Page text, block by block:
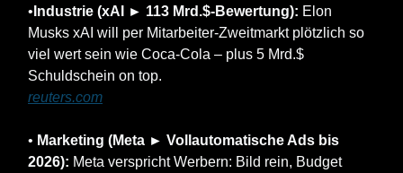
• Industrie (xAI ► 113 Mrd.$-Bewertung): Elon
Musks xAI will per Mitarbeiter-Zweitmarkt plötzlich so
viel wert sein wie Coca-Cola – plus 5 Mrd.$
Schuldschein on top.
reuters.com
• Marketing (Meta ► Vollautomatische Ads bis
2026): Meta verspricht Werbern: Bild rein, Budget